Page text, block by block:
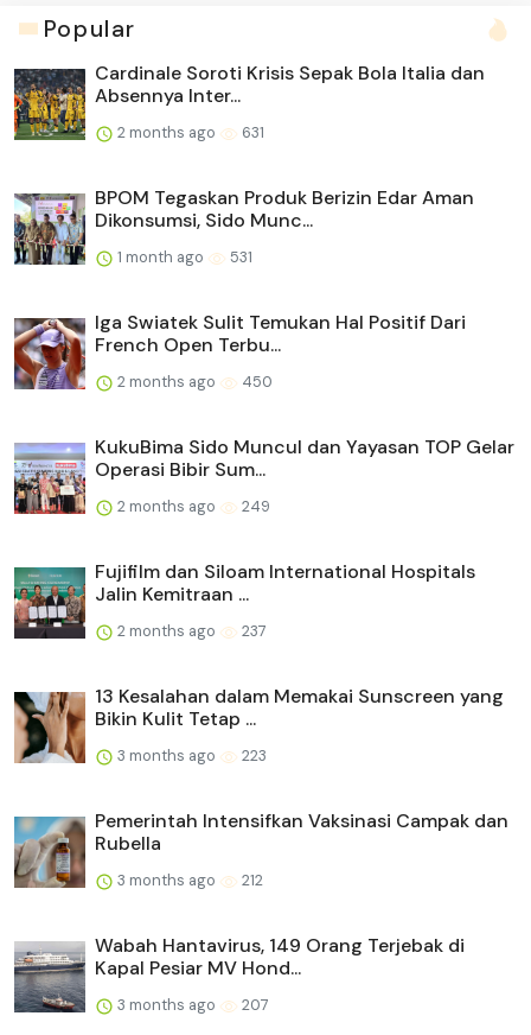
Popular
Cardinale Soroti Krisis Sepak Bola Italia dan
Absennya Inter...
2 months ago 631
BPOM Tegaskan Produk Berizin Edar Aman
Dikonsumsi, Sido Munc...
1 month ago 531
Iga Swiatek Sulit Temukan Hal Positif Dari
French Open Terbu...
2 months ago 450
KukuBima Sido Muncul dan Yayasan TOP Gelar
Operasi Bibir Sum...
2 months ago 249
Fujifilm dan Siloam International Hospitals
Jalin Kemitraan ...
2 months ago 237
13 Kesalahan dalam Memakai Sunscreen yang
Bikin Kulit Tetap ...
3 months ago 223
Pemerintah Intensifkan Vaksinasi Campak dan
Rubella
3 months ago 212
Wabah Hantavirus, 149 Orang Terjebak di
Kapal Pesiar MV Hond...
3 months ago 207